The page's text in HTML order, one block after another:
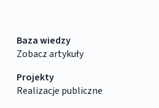
Baza wiedzy
Zobacz artykuły
Projekty
Realizacje publiczne